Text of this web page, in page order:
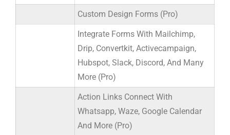
Custom Design Forms (Pro)
Integrate Forms With Mailchimp,
Drip, Convertkit, Activecampaign,
Hubspot, Slack, Discord, And Many
More (Pro)
Action Links Connect With
Whatsapp, Waze, Google Calendar
And More (Pro)